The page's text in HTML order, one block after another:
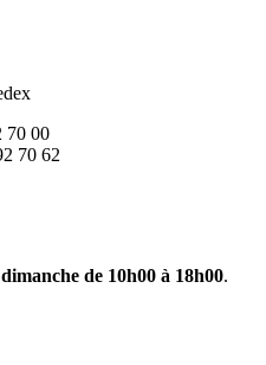
70 00
70 62
de 10h00 à 18h00.